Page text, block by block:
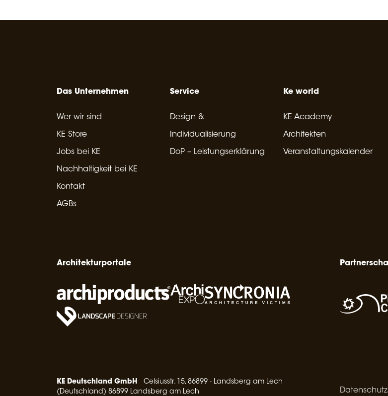
Das Unternehmen
Wer wir sind
KE Store
Jobs bei KE
Nachhaltigkeit bei KE
Kontakt
AGBs
Service
Design &
Individualisierung
DoP – Leistungserklärung
Ke world
KE Academy
Architekten
Veranstaltungskalender
Architekturportale
KE Deutschland GmbH
Celsiusstr. 15, 86899 - Landsberg am Lech
(Deutschland) 86899 Landsberg am Lech
Datenschutz